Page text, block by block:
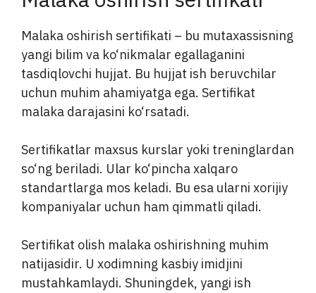
Malaka oshirish sertifikati – bu mutaxassisning
yangi bilim va ko‘nikmalar egallaganini
tasdiqlovchi hujjat. Bu hujjat ish beruvchilar
uchun muhim ahamiyatga ega. Sertifikat
malaka darajasini ko‘rsatadi.
Sertifikatlar maxsus kurslar yoki treninglardan
so‘ng beriladi. Ular ko‘pincha xalqaro
standartlarga mos keladi. Bu esa ularni xorijiy
kompaniyalar uchun ham qimmatli qiladi.
Sertifikat olish malaka oshirishning muhim
natijasidir. U xodimning kasbiy imidjini
mustahkamlaydi. Shuningdek, yangi ish